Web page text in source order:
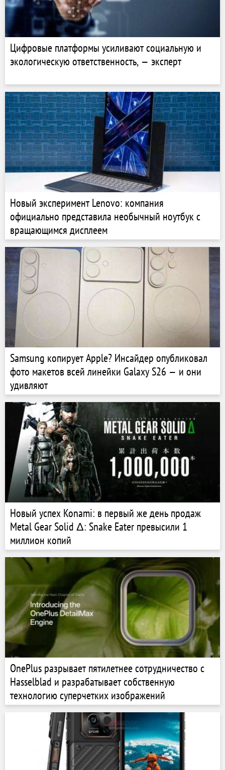
Цифровые платформы усиливают социальную и
экологическую ответственность, — эксперт
Новый эксперимент Lenovo: компания
официально представила необычный ноутбук с
вращающимся дисплеем
Samsung копирует Apple? Инсайдер опубликовал
фото макетов всей линейки Galaxy S26 — и они
удивляют
Новый успех Konami: в первый же день продаж
Metal Gear Solid Δ: Snake Eater превысили 1
миллион копий
OnePlus разрывает пятилетнее сотрудничество с
Hasselblad и разрабатывает собственную
технологию суперчетких изображений